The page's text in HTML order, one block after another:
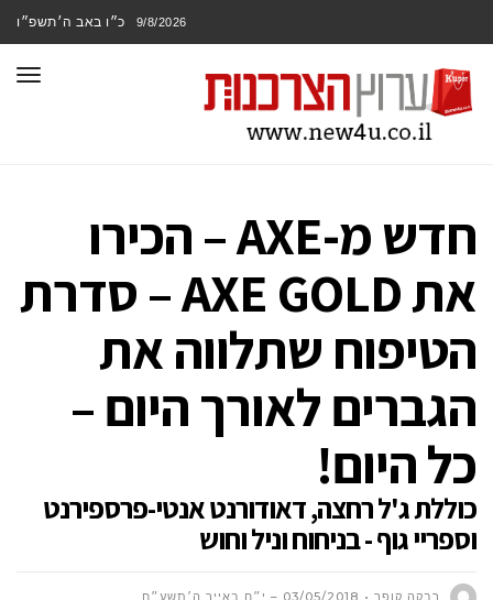
9/8/2026 כ״ו באב ה׳תשפ״ו
חדש מ-AXE – הכירו
את AXE GOLD – סדרת
הטיפוח שתלווה את
הגברים לאורך היום –
כל היום!
כוללת ג'ל רחצה, דאודורנט אנטי-פרספירנט
וספריי גוף - בניחוח וניל וחוש
רבקה קופר 03/05/2018 – י״ח באייר ה׳תשע״ח